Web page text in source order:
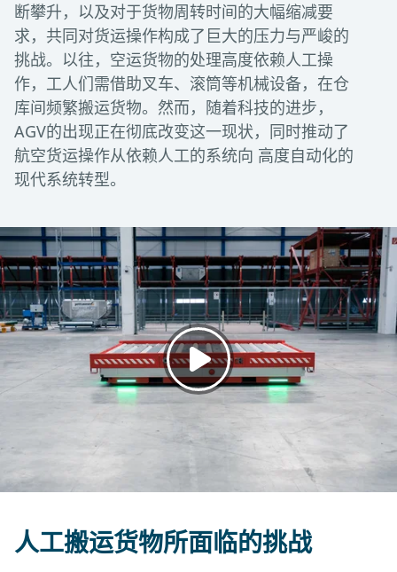
断攀升，以及对于货物周转时间的大幅缩减要
求，共同对货运操作构成了巨大的压力与严峻的
挑战。以往，空运货物的处理高度依赖人工操
作，工人们需借助叉车、滚筒等机械设备，在仓
库间频繁搬运货物。然而，随着科技的进步，
AGV的出现正在彻底改变这一现状，同时推动了
航空货运操作从依赖人工的系统向 高度自动化的
现代系统转型。
人工搬运货物所面临的挑战